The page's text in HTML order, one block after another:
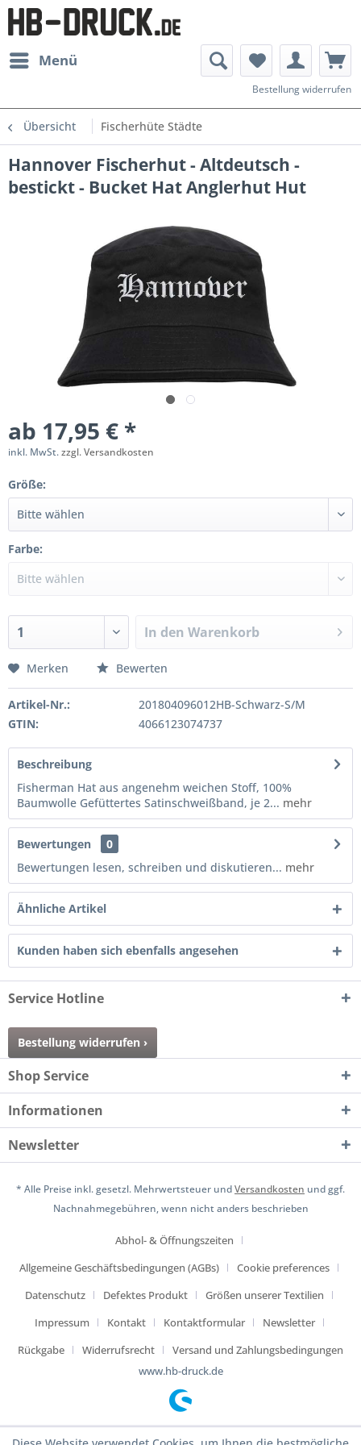
Menü
Bestellung widerrufen
Übersicht Fischerhüte Städte
Hannover Fischerhut - Altdeutsch -
bestickt - Bucket Hat Anglerhut Hut
ab 17,95 € *
inkl. MwSt.zzgl. Versandkosten
Größe:
Farbe:
In den Warenkorb
Merken Bewerten
Artikel-Nr.:
201804096012HB-Schwarz-S/M
GTIN:
4066123074737
Beschreibung
Fisherman Hat aus angenehm weichen Stoff, 100%
Baumwolle Gefüttertes Satinschweißband, je 2... mehr
Bewertungen
0
Bewertungen lesen, schreiben und diskutieren... mehr
Ähnliche Artikel
Kunden haben sich ebenfalls angesehen
Service Hotline
Bestellung widerrufen ›
Shop Service
Informationen
Newsletter
* Alle Preise inkl. gesetzl. Mehrwertsteuer undVersandkosten und ggf.
Nachnahmegebühren, wenn nicht anders beschrieben
Abhol- & Öffnungszeiten
Allgemeine Geschäftsbedingungen (AGBs)
Cookie preferences
Datenschutz
Defektes Produkt
Größen unserer Textilien
Impressum
Kontakt Kontaktformular
Newsletter
Rückgabe
Widerrufsrecht
Versand und Zahlungsbedingungen
www.hb-druck.de